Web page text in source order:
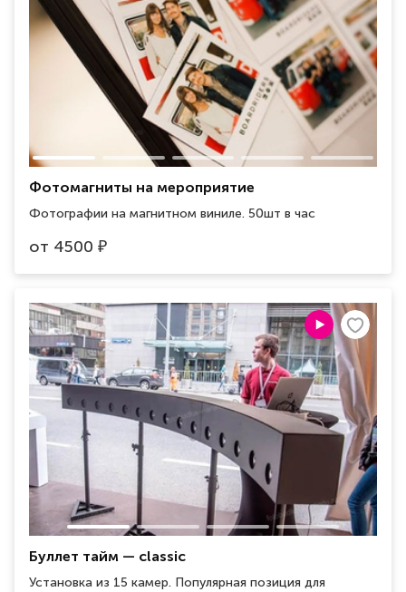
Фотомагниты на мероприятие
Фотографии на магнитном виниле. 50шт в час
от 4500 ₽
Буллет тайм — classic
Установка из 15 камер. Популярная позиция для